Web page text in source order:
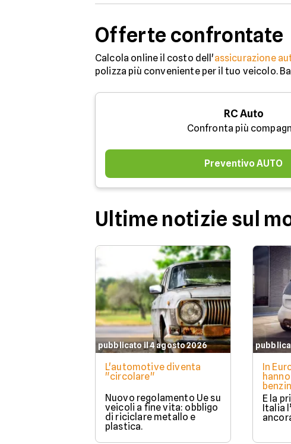
Offerte confrontate
Calcola online il costo dell'assicurazione
polizza più conveniente per il tuo veicolo.
RC Auto
Confronta più
Preventivo AUTO
Ultime notizie sul
pubblicato il 4 agosto 2026
L'automotive diventa
"circolare"
Nuovo regolamento Ue su
veicoli a fine vita: obbligo
di riciclare metallo e
plastica.
In
È la
Italia